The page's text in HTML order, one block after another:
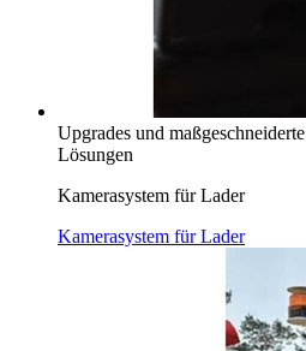
Upgrades und maßgeschneiderte
Lösungen
Kamerasystem für Lader
Kamerasystem für Lader